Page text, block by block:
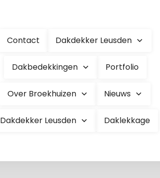
Contact Dakdekker Leusden
Dakbedekkingen Portfolio
Over Broekhuizen Nieuws
Dakdekker Leusden Daklekkage